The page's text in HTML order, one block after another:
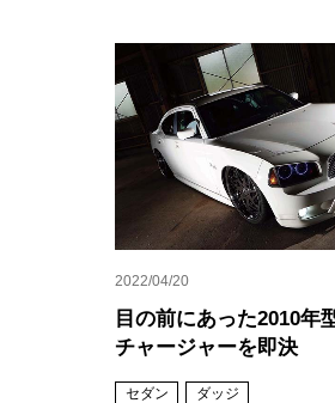
2022/04/20
目の前にあった2010年
チャージャーを即決
セダン ダッジ